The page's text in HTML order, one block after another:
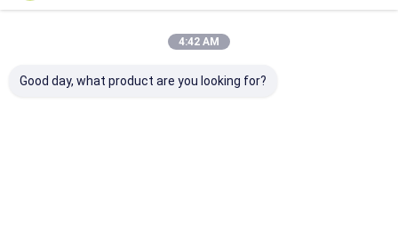
4:42 AM
Good day, what product are you looking for?